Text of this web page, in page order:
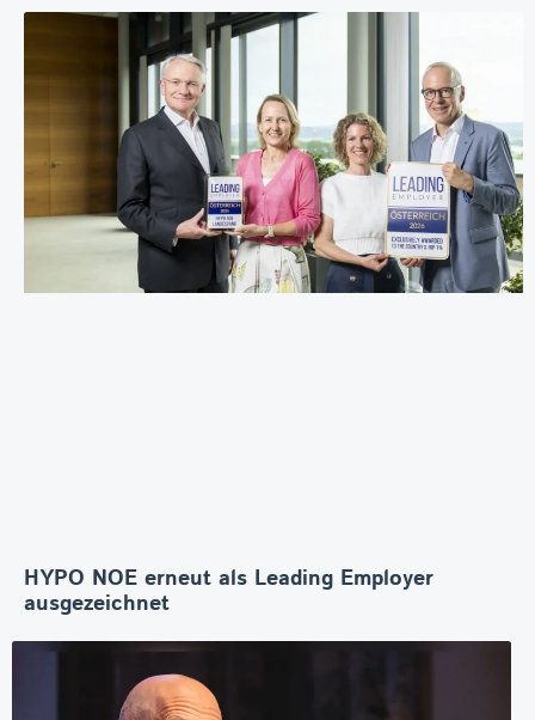
HYPO NOE erneut als Leading Employer
ausgezeichnet